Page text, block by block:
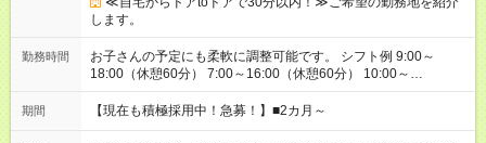
します。
勤務時間
お子さんの予定にも柔軟に調整可能です。 シフト例 9:00～
18:00（休憩60分） 7:00～16:00（休憩60分） 10:00～
19:00（休憩60分） ※Wワーク希望の方へ 今ご覧のお仕事で希
望する勤務時間と、もう1つのお仕事の勤務時間の合計が 週40
期間 【現在も積極採用中！急募！】■2カ月～